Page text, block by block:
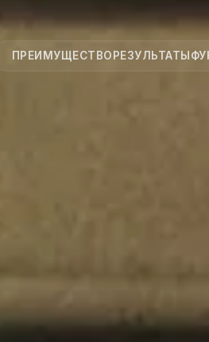
ПРЕИМУЩЕСТВОРЕЗУЛЬТАТЫ